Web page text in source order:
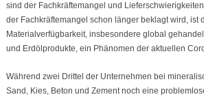
sind der Fachkräftemangel und
der Fachkräftemangel schon länger beklagt wird, ist
Materialverfügbarkeit, insbesondere global
und Erdölprodukte, ein Phänomen der aktuellen
Während zwei Drittel der Unternehmen bei
Sand, Kies, Beton und Zement noch eine